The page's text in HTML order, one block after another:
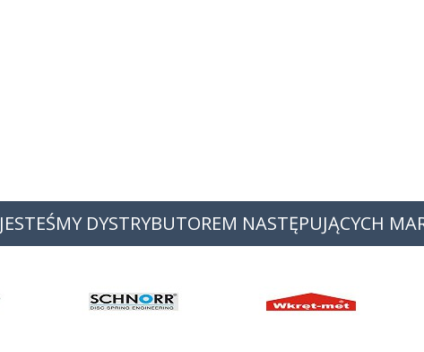
JESTEŚMY DYSTRYBUTOREM NASTĘPUJĄCYCH